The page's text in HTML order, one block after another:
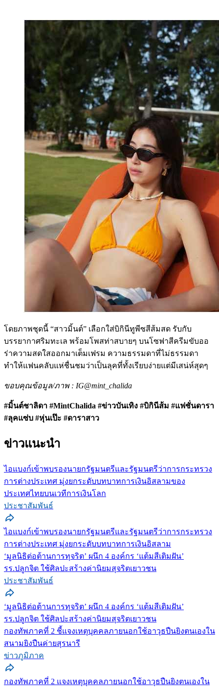
โดยภาพชุดนี้ “สาวมิ้นต์” เลือกใส่บิกินีทูพีซสีส้มสด รับกับ
บรรยากาศริมทะเล พร้อมโพสท่าสบายๆ บนโซฟาสีครีมขับออ
ร่าความสดใสออกมาเต็มเฟรม ความธรรมดาที่ไม่ธรรมดา
ทำให้แฟนคลับแห่ชื่นชมว่าเป็นลุคที่ทั้งเรียบง่ายแต่มีเสน่ห์สุดๆ
ขอบคุณข้อมูล/ภาพ : IG@mint_chalida
#มิ้นต์ชาลิดา #MintChalida #ข่าวบันเทิง #บิกินีส้ม #แฟชั่นดารา
#ลุคแซ่บ #หุ่นเป๊ะ #ดาราสาว
ข่าวแนะนำ
ไอแบงก์เข้าพบรองนายกรัฐมนตรีและรัฐมนตรีว่าการกระทรวง
การต่างประเทศ มุ่งยกระดับบทบาทการเงินอิสลามของ
ประเทศไทยบนเวทีการเงินโลก
ประชาสัมพันธ์
ไอแบงก์เข้าพบรองนายกรัฐมนตรีและรัฐมนตรีว่าการกระทรวง
การต่างประเทศ มุ่งยกระดับบทบาทการเงินอิสลาม
‘มูลนิธิต่อต้านการทุจริต’ ผนึก 4 องค์กร ‘แต้มสีเติมฝัน’
รร.ปลูกจิต ใช้ศิลปะสร้างค่านิยมสุจริตเยาวชน
ประชาสัมพันธ์
‘มูลนิธิต่อต้านการทุจริต’ ผนึก 4 องค์กร ‘แต้มสีเติมฝัน’
รร.ปลูกจิต ใช้ศิลปะสร้างค่านิยมสุจริตเยาวชน
กองทัพภาคที่ 2 ชี้แจงเหตุบุคคลภายนอกใช้อาวุธปืนยิงตนเองใน
สนามยิงปืนค่ายสุรนารี
ข่าวภูมิภาค
กองทัพภาคที่ 2 แจงเหตุบุคคลภายนอกใช้อาวุธปืนยิงตนเองใน